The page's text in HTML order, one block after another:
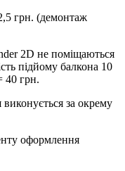
грн. (демонтаж
2D не поміщаються
підйому балкона 10
40 грн.
виконується за окрему
оформлення